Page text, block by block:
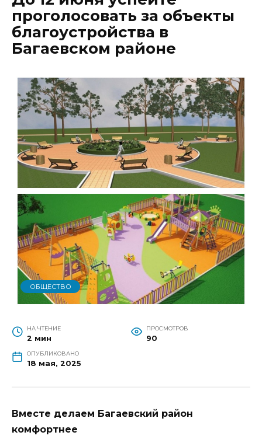
проголосовать за объекты
благоустройства в
Багаевском районе
ОБЩЕСТВО
НА ЧТЕНИЕ
2 мин
ПРОСМОТРОВ
90
ОПУБЛИКОВАНО
18 мая, 2025
Вместе делаем Багаевский район
комфортнее